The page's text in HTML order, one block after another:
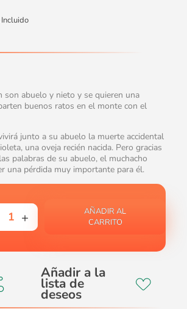
Incluido
son abuelo y nieto y se quieren una
buenos ratos en el monte con el
junto a su abuelo la muerte accidental
una oveja recién nacida. Pero gracias
palabras de su abuelo, el muchacho
una pérdida muy importante para él.
AÑADIR AL
CARRITO